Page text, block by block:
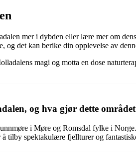
mer i dybden eller lære mer om
og det kan berike din opplevelse av
magi og motta en dose
og hva gjør dette
i Møre og Romsdal fylke i
tilby spektakulære fjellturer og